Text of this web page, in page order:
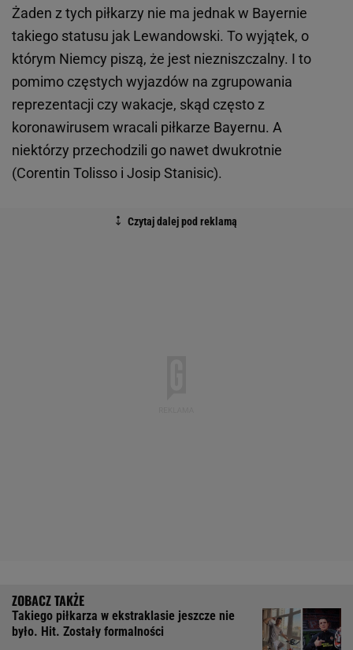
Żaden z tych piłkarzy nie ma jednak w Bayernie
takiego statusu jak Lewandowski. To wyjątek, o
którym Niemcy piszą, że jest niezniszczalny. I to
pomimo częstych wyjazdów na zgrupowania
reprezentacji czy wakacje, skąd często z
koronawirusem wracali piłkarze Bayernu. A
niektórzy przechodzili go nawet dwukrotnie
(Corentin Tolisso i Josip Stanisic).
Takiego piłkarza w ekstraklasie jeszcze nie
było. Hit. Zostały formalności